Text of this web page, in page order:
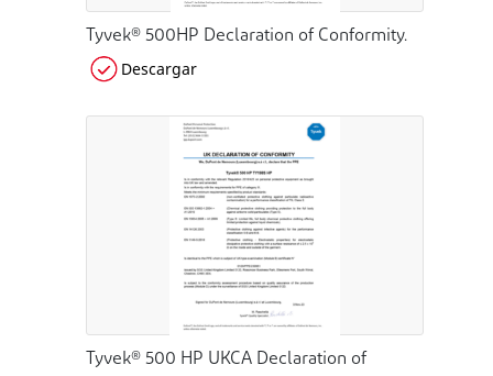
Tyvek® 500HP Declaration of Conformity.
Descargar
Tyvek® 500 HP UKCA Declaration of